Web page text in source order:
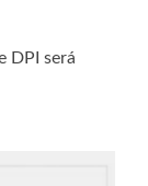
DPI será